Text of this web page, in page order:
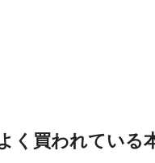
く買われている